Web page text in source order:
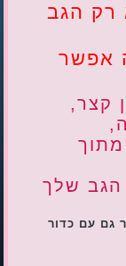
רק הגב
אפשר
קצר,
שלך
גם עם כדור